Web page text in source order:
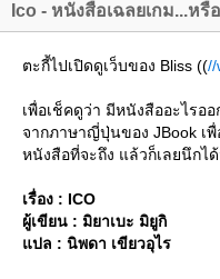
Ico - หนังสือเฉลยเกม...หรื
ตะกี้ไปเปิดดูเว็บของ Bliss ((//
เพื่อเช็คดูว่า มีหนังสืออะไร
จากภาษาญี่ปุ่นของ JBook เพื่
หนังสือที่จะถึง แล้วก็เลยนึกไ
เรื่อง : ICO
ผู้เขียน : มิยาเบะ มิยูกิ
ปล : นิพดา เขียวอุไร